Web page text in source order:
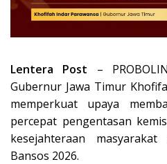
Lentera Post –
Gubernur Jawa Timur
memperkuat upaya
percepat pengentasan
kesejahteraan
Bansos 2026.